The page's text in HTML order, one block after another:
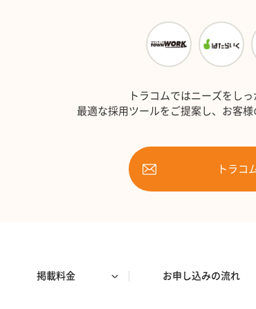
トラコムではニーズをし
最適な採用ツールをご提案し、お客
トラコ
掲載料金 お申し込みの流れ